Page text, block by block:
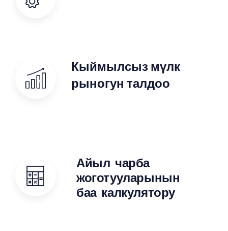
Кыймылсыз мүлк
рыногун талдоо
Айыл чарба
жоготууларынын
баа калкулятору